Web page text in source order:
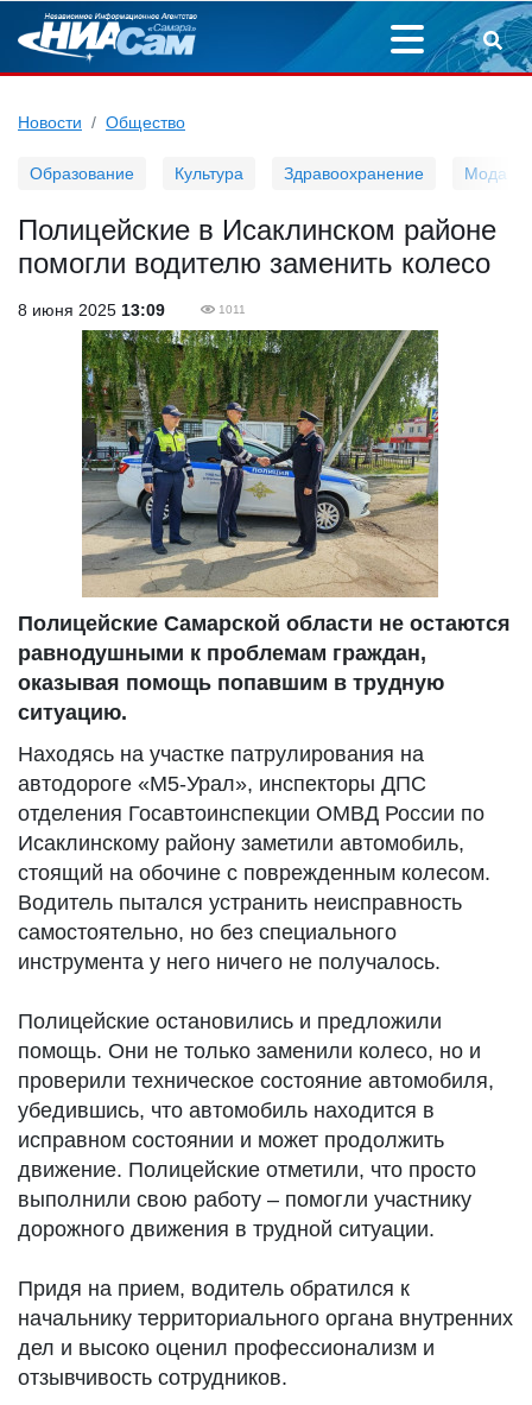
Новости Общество
Образование Культура Здравоохранение Мода
Полицейские в Исаклинском районе
помогли водителю заменить колесо
8 июня 2025 13:09 1011
Полицейские Самарской области не остаются
равнодушными к проблемам граждан,
оказывая помощь попавшим в трудную
ситуацию.
Находясь на участке патрулирования на
автодороге «М5-Урал», инспекторы ДПС
отделения Госавтоинспекции ОМВД России по
Исаклинскому району заметили автомобиль,
стоящий на обочине с поврежденным колесом.
Водитель пытался устранить неисправность
самостоятельно, но без специального
инструмента у него ничего не получалось.
Полицейские остановились и предложили
помощь. Они не только заменили колесо, но и
проверили техническое состояние автомобиля,
убедившись, что автомобиль находится в
исправном состоянии и может продолжить
движение. Полицейские отметили, что просто
выполнили свою работу – помогли участнику
дорожного движения в трудной ситуации.
Придя на прием, водитель обратился к
начальнику территориального органа внутренних
дел и высоко оценил профессионализм и
отзывчивость сотрудников.